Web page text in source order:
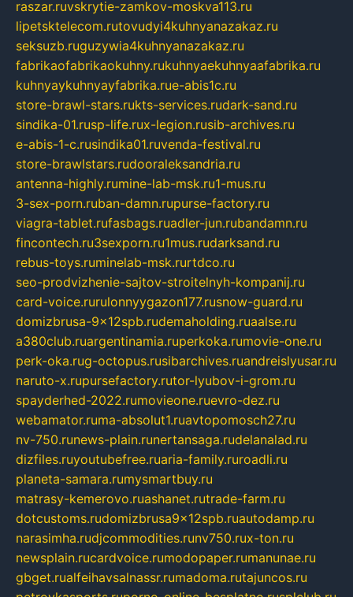
raszar.ruvskrytie-zamkov-moskva113.ru
lipetsktelecom.rutovudyi4kuhnyanazakaz.ru
seksuzb.ruguzywia4kuhnyanazakaz.ru
fabrikaofabrikaokuhny.rukuhnyaekuhnyaafabrika.ru
kuhnyaykuhnyayfabrika.rue-abis1c.ru
store-brawl-stars.rukts-services.rudark-sand.ru
sindika-01.rusp-life.rux-legion.rusib-archives.ru
e-abis-1-c.rusindika01.ruvenda-festival.ru
store-brawlstars.rudooraleksandria.ru
antenna-highly.rumine-lab-msk.ru1-mus.ru
3-sex-porn.ruban-damn.rupurse-factory.ru
viagra-tablet.rufasbags.ruadler-jun.rubandamn.ru
fincontech.ru3sexporn.ru1mus.rudarksand.ru
rebus-toys.ruminelab-msk.rurtdco.ru
seo-prodvizhenie-sajtov-stroitelnyh-kompanij.ru
card-voice.rurulonnyygazon177.rusnow-guard.ru
domizbrusa-9x12spb.rudemaholding.ruaalse.ru
a380club.ruargentinamia.ruperkoka.rumovie-one.ru
perk-oka.rug-octopus.rusibarchives.ruandreislyusar.ru
naruto-x.rupursefactory.rutor-lyubov-i-grom.ru
spayderhed-2022.rumovieone.ruevro-dez.ru
webamator.ruma-absolut1.ruavtopomosch27.ru
nv-750.runews-plain.runertansaga.rudelanalad.ru
dizfiles.ruyoutubefree.ruaria-family.ruroadli.ru
planeta-samara.rumysmartbuy.ru
matrasy-kemerovo.ruashanet.rutrade-farm.ru
dotcustoms.rudomizbrusa9x12spb.ruautodamp.ru
narasimha.rudjcommodities.runv750.rux-ton.ru
newsplain.rucardvoice.rumodopaper.rumanunae.ru
gbget.rualfeihavsalnassr.rumadoma.rutajuncos.ru